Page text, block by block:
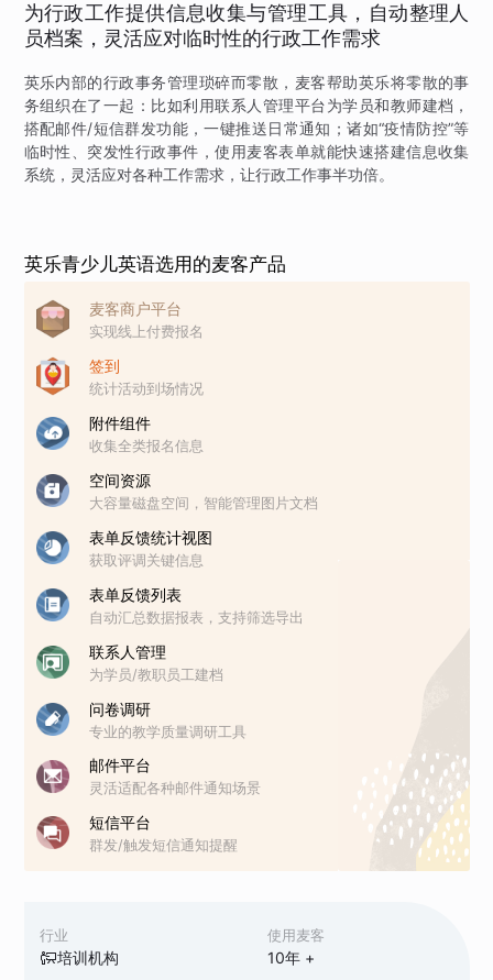
行业
培训机构
使用麦客
10年 +
为行政工作提供信息收集与管理工具，自动整理人
员档案，灵活应对临时性的行政工作需求
英乐内部的行政事务管理琐碎而零散，麦客帮助英乐将零散的事
务组织在了一起：比如利用联系人管理平台为学员和教师建档，
搭配邮件/短信群发功能，一键推送日常通知；诸如“疫情防控”等
临时性、突发性行政事件，使用麦客表单就能快速搭建信息收集
系统，灵活应对各种工作需求，让行政工作事半功倍。
英乐青少儿英语选用的麦客产品
麦客商户平台
实现线上付费报名
签到
统计活动到场情况
附件组件
收集全类报名信息
空间资源
大容量磁盘空间，智能管理图片文档
表单反馈统计视图
获取评调关键信息
表单反馈列表
自动汇总数据报表，支持筛选导出
联系人管理
为学员/教职员工建档
问卷调研
专业的教学质量调研工具
邮件平台
灵活适配各种邮件通知场景
短信平台
群发/触发短信通知提醒